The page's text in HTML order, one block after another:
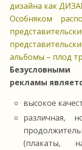
дизайна как
Особняком
альбомы – плод
рекламы
высокое
различная,
(плакаты,